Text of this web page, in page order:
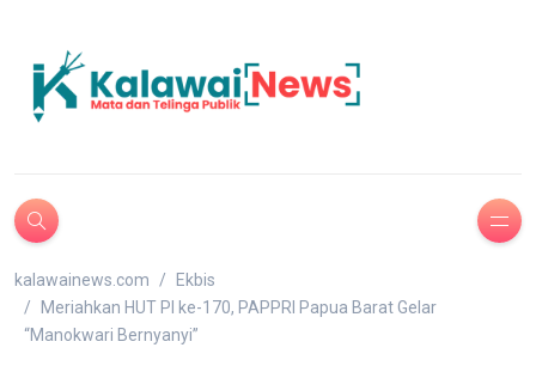
kalawainews.com
Ekbis
Meriahkan HUT PI ke-170, PAPPRI Papua Barat Gelar
“Manokwari Bernyanyi”